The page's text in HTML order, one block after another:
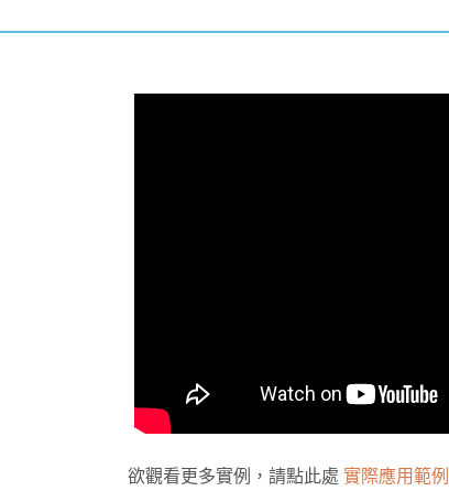
欲觀看更多實例，請點此處實際應用範例